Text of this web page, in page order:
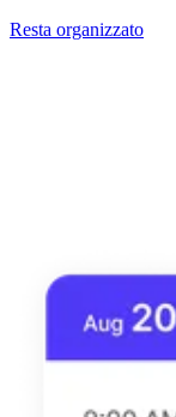
Resta organizzato